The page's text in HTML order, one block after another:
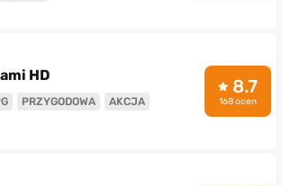
HD
PRZYGODOWA AKCJA
8.7
168 ocen